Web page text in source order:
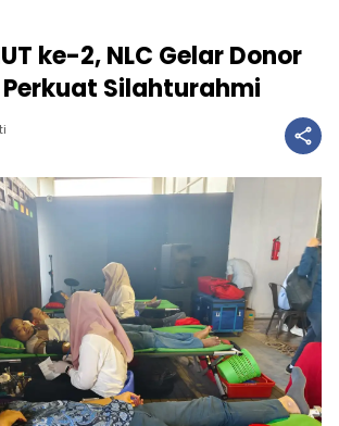
ke-2, NLC Gelar Donor
Silahturahmi